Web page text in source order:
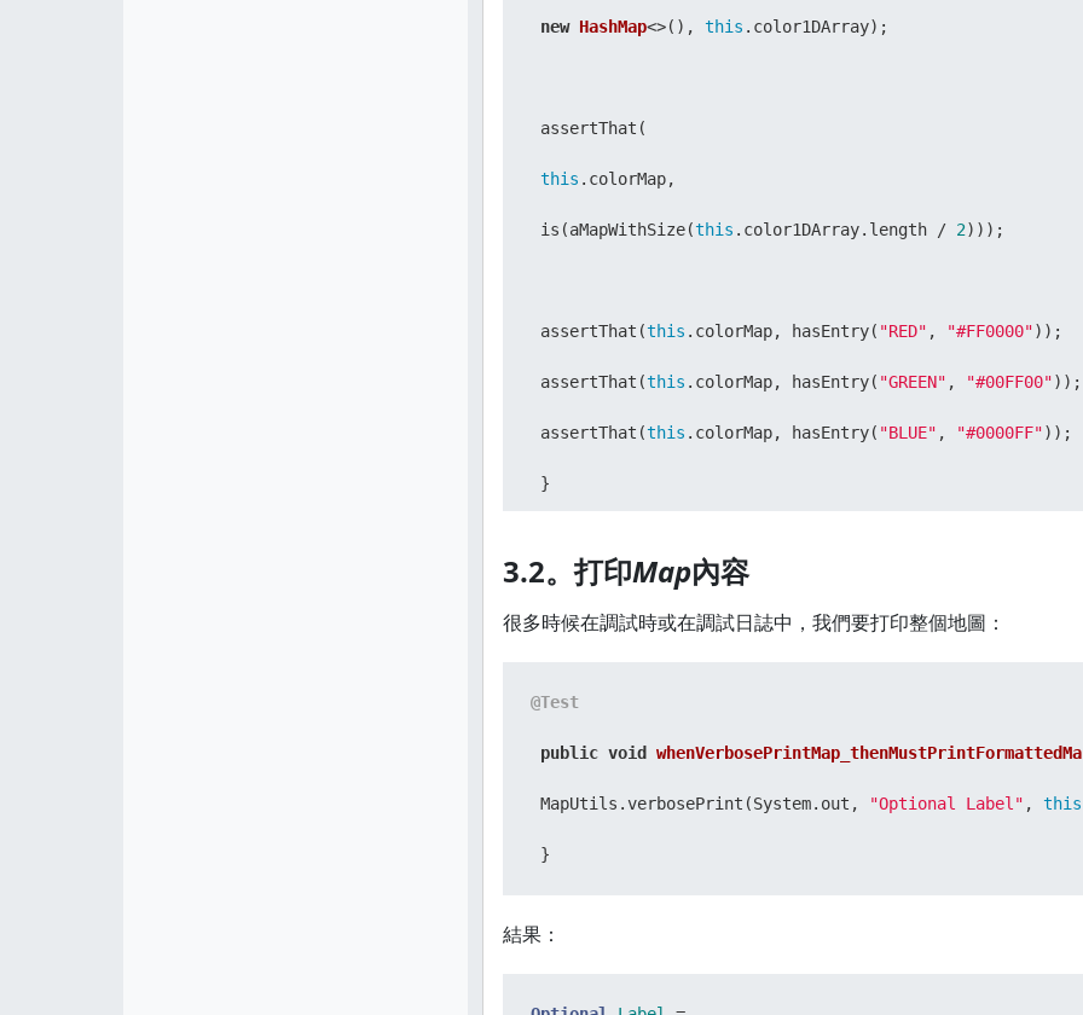
new HashMap<>(), this .color1DArray);
assertThat(
this .colorMap,
is(aMapWithSize(this .color1DArray.length / 2)));
assertThat(this .colorMap, hasEntry( "RED" , "#FF0000"));
assertThat(this .colorMap, hasEntry( "GREEN" , "#00FF00"));
assertThat(this .colorMap, hasEntry( "BLUE" , "#0000FF"));
}
3.2。打印Map內容
很多時候在調試時或在調試日誌中，我們要打印整個地圖：
@Test
public void
MapUtils.verbosePrint(System.out, "Optional Label" , this
}
結果：